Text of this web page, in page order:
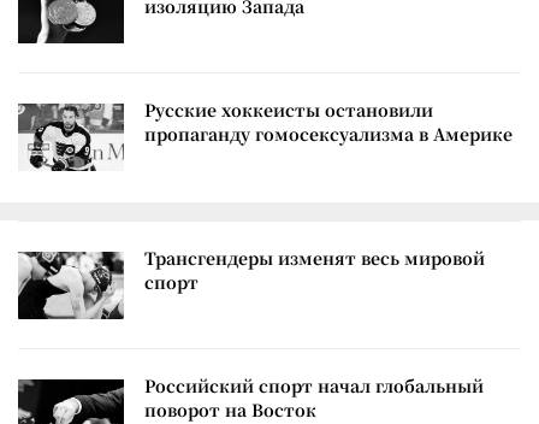
изоляцию Запада
Русские хоккеисты остановили
пропаганду гомосексуализма в Америке
Трансгендеры изменят весь мировой
спорт
Российский спорт начал глобальный
поворот на Восток